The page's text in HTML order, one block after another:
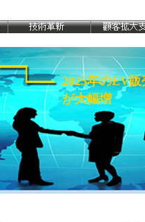
2025年のEV
が大幅増